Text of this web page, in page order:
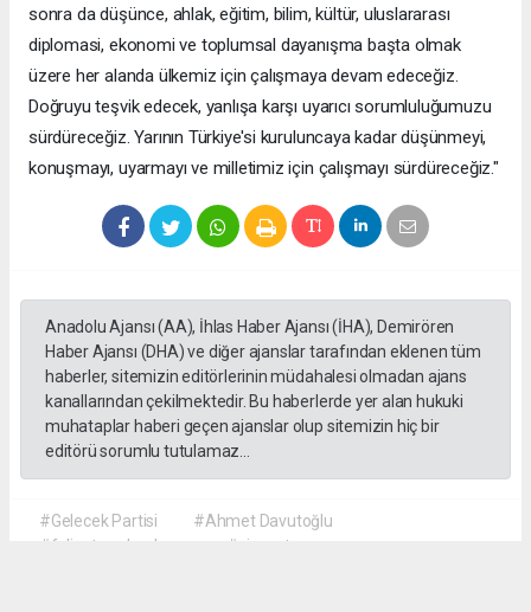
sonra da düşünce, ahlak, eğitim, bilim, kültür, uluslararası
diplomasi, ekonomi ve toplumsal dayanışma başta olmak
üzere her alanda ülkemiz için çalışmaya devam edeceğiz.
Doğruyu teşvik edecek, yanlışa karşı uyarıcı sorumluluğumuzu
sürdüreceğiz. Yarının Türkiye'si kuruluncaya kadar düşünmeyi,
konuşmayı, uyarmayı ve milletimiz için çalışmayı sürdüreceğiz."
Anadolu Ajansı (AA), İhlas Haber Ajansı (İHA), Demirören
Haber Ajansı (DHA) ve diğer ajanslar tarafından eklenen tüm
haberler, sitemizin editörlerinin müdahalesi olmadan ajans
kanallarından çekilmektedir. Bu haberlerde yer alan hukuki
muhataplar haberi geçen ajanslar olup sitemizin hiç bir
editörü sorumlu tutulamaz...
#Gelecek Partisi
#Ahmet Davutoğlu
#faliyet sonlandırma
#siyaset